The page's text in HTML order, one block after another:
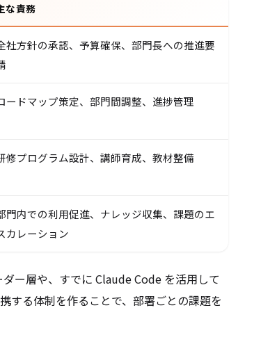
な責務
社方針の承認、予算確保、部門長への推進要
ードマップ策定、部門間調整、進捗管理
修プログラム設計、講師育成、教材整備
門内での利用促進、ナレッジ収集、課題のエ
カレーション
ー層や、すでに Claude Code を活用して
する体制を作ることで、部署ごとの課題を